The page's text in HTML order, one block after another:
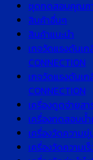
ชุดทดสอบคุณภ
สินค้าอื่นๆ
สินค้าแนะนำ
เกจวัดแรงดันเก
CONNECTION
เกจวัดแรงดันเก
CONNECTION
เครื่องดูดจ่ายส
เครื่องทดสอบน้
เครื่องวัดความขุ่
เครื่องวัดความเ